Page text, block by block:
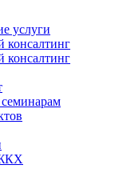
услуги
консалтинг